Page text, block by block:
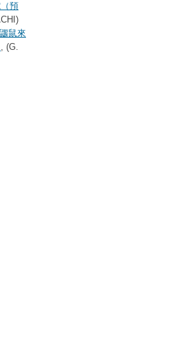
預
鼠來
, (G.